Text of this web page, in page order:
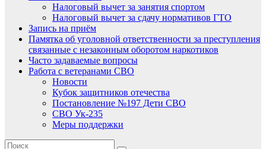
Налоговый вычет за занятия спортом
Налоговый вычет за сдачу нормативов ГТО
Запись на приём
Памятка об уголовной ответственности за преступления
связанные с незаконным оборотом наркотиков
Часто задаваемые вопросы
Работа с ветеранами СВО
Новости
Кубок защитников отечества
Постановление №197 Дети СВО
СВО Ук-235
Меры поддержки